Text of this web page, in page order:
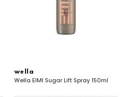
wella
Wella EIMI Sugar Lift Spray 150ml